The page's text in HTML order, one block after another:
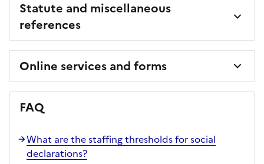
Statute and miscellaneous
references
Online services and forms
FAQ
What are the staffing thresholds for social
declarations?